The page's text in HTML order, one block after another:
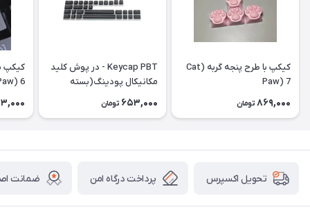
کیکپ با طرح پنجه گربه (Cat
Paw) 7
869,000 تومان
Keycap PBT - در پوش کلید
مکانیکال پودینگ(بسته
الحاقی) Extra Pudding
653,000 تومان
6
تحویل اکسپرس پرداخت درگاه امن ضمانت